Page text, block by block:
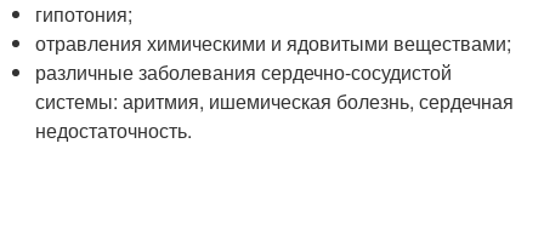
гипотония;
отравления химическими и ядовитыми веществами;
различные заболевания сердечно-сосудистой
системы: аритмия, ишемическая болезнь, сердечная
недостаточность.